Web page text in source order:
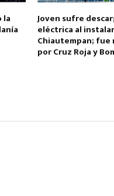
la Joven sufre
eléctrica al
Chiautempan; fue
por Cruz Roja y